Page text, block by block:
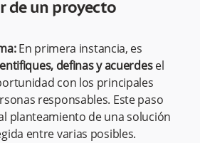
de un proyecto
En primera instancia, es
definas y acuerdesel
con los principales
responsables. Este paso
planteamiento de una solución
entre varias posibles.